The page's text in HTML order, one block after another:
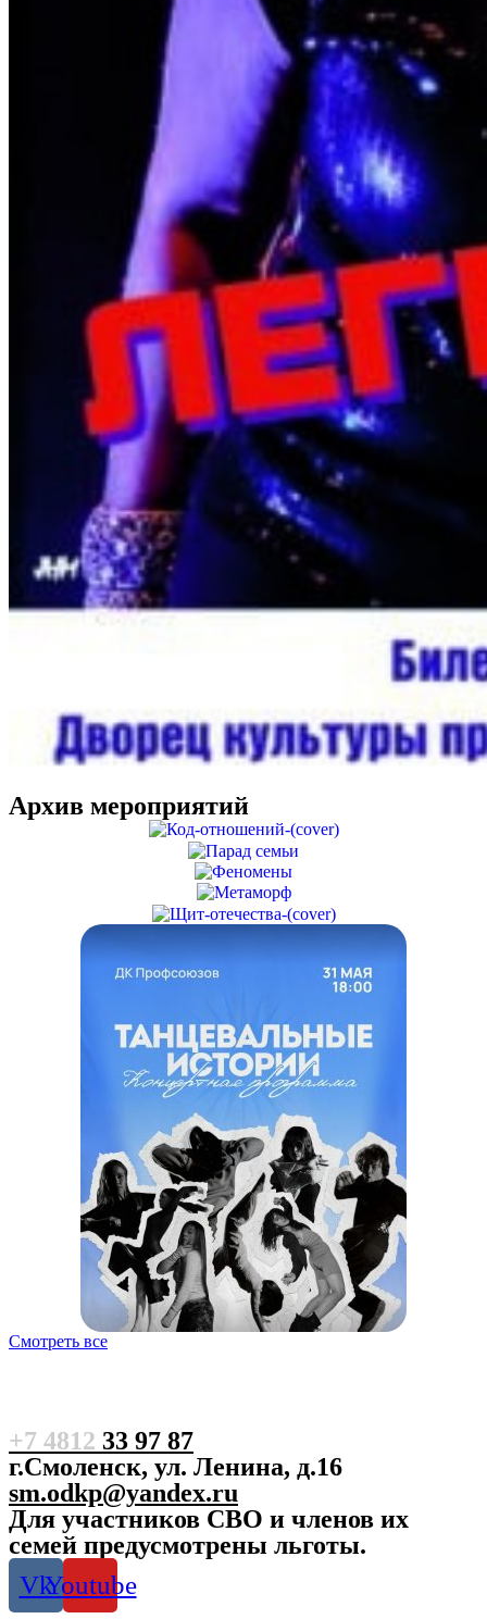
Архив мероприятий
Смотреть все
+7 4812 33 97 87
г.Смоленск, ул. Ленина, д.16
sm.odkp@yandex.ru
Для участников СВО и членов их
семей предусмотрены льготы.
VkYoutube